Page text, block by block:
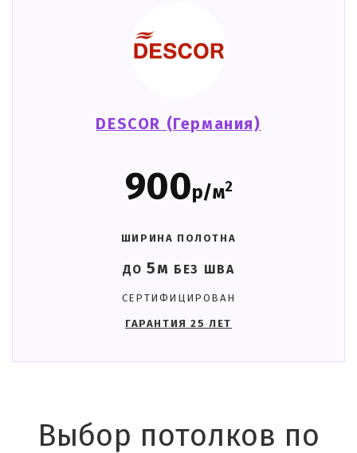
DESCOR (Германия)
900р/м2
ШИРИНА ПОЛОТНА
ДО5м БЕЗ ШВА
СЕРТИФИЦИРОВАН
ГАРАНТИЯ 25 ЛЕТ
Выбор потолков по